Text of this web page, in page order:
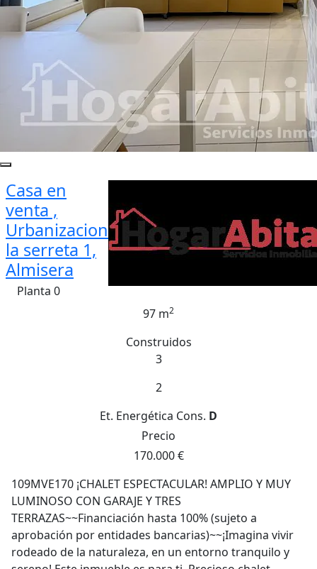
Casa en
venta ,
Urbanizacion
la serreta 1,
Almisera
Planta 0
97 m2
Construidos
3
2
Et. Energética Cons. D
Precio
170.000 €
109MVE170 ¡CHALET ESPECTACULAR! AMPLIO Y MUY
LUMINOSO CON GARAJE Y TRES
TERRAZAS~~Financiación hasta 100% (sujeto a
aprobación por entidades bancarias)~~¡Imagina vivir
rodeado de la naturaleza, en un entorno tranquilo y